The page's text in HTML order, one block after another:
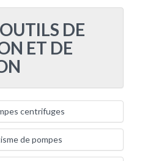
DE
ET DE
centrifuges
de pompes